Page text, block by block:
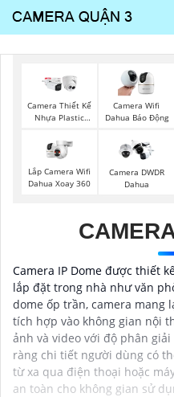
Camera Thiết Kế
Nhựa Plastic
Camera Wifi
Dahua Báo Động
Lắp Camera Wifi
Dahua Xoay 360
Camera DWDR
Dahua
Camera IP Dome được thiết
lắp đặt trong nhà như văn
dome ốp trần, camera mang
tích hợp vào không gian nội
ảnh và video với độ phân
ràng chi tiết người dùng có
từ xa qua điện thoại hoặc
an toàn cho không gian sử